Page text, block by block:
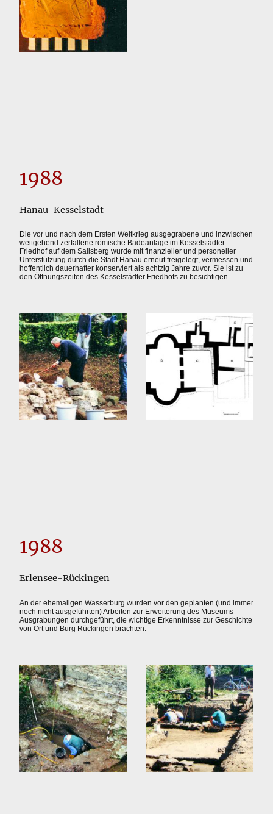
1988
Hanau-Kesselstadt
Die vor und nach dem Ersten Weltkrieg ausgegrabene und inzwischen
weitgehend zerfallene römische Badeanlage im Kesselstädter
Friedhof auf dem Salisberg wurde mit finanzieller und personeller
Unterstützung durch die Stadt Hanau erneut freigelegt, vermessen und
hoffentlich dauerhafter konserviert als achtzig Jahre zuvor. Sie ist zu
den Öffnungszeiten des Kesselstädter Friedhofs zu besichtigen.
1988
Erlensee-Rückingen
An der ehemaligen Wasserburg wurden vor den geplanten (und immer
noch nicht ausgeführten) Arbeiten zur Erweiterung des Museums
Ausgrabungen durchgeführt, die wichtige Erkenntnisse zur Geschichte
von Ort und Burg Rückingen brachten.